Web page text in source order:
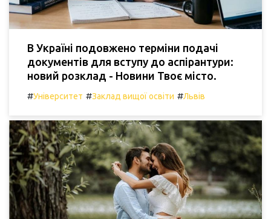
В Україні подовжено терміни подачі
документів для вступу до аспірантури:
новий розклад - Новини Твоє місто.
#Університет #Заклад вищої освіти #Львів